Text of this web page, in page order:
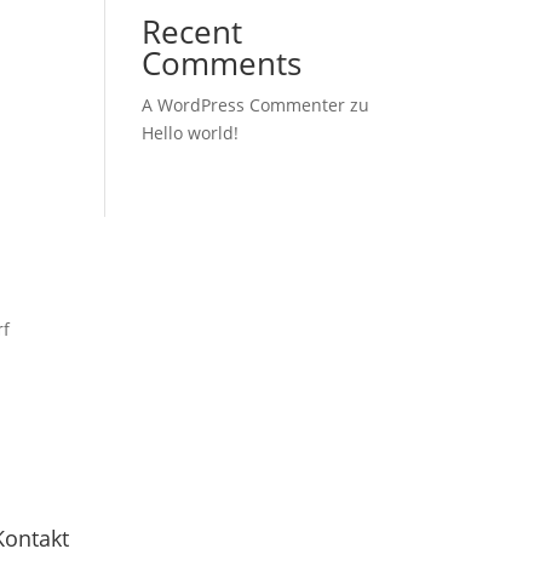
Recent
Comments
A WordPress Commenter zu
Hello world!